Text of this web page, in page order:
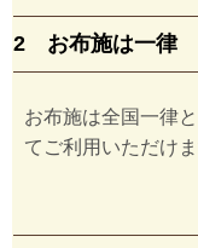
2 お布施は一律
お布施は全国一律
てご利用いただけま